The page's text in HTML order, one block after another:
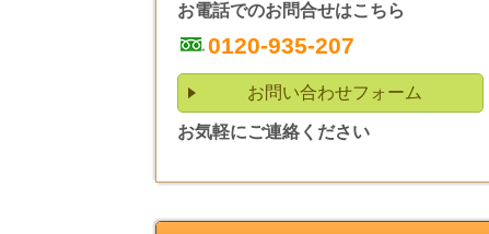
お電話でのお問合せはこちら
0120-935-207
お問い合わせフォーム
お気軽にご連絡ください